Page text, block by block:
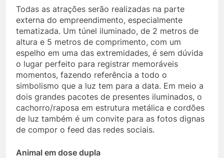
Todas as atrações serão realizadas na parte
externa do empreendimento, especialmente
tematizada. Um túnel iluminado, de 2 metros de
altura e 5 metros de comprimento, com um
espelho em uma das extremidades, é sem dúvida
o lugar perfeito para registrar memoráveis
momentos, fazendo referência a todo o
simbolismo que a luz tem para a data. Em meio a
dois grandes pacotes de presentes iluminados, o
cachorro/raposa em estrutura metálica e cordões
de luz também é um convite para as fotos dignas
de compor o feed das redes sociais.
Animal em dose dupla